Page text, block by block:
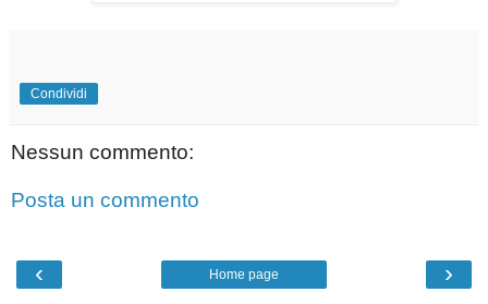
Condividi
Nessun commento:
Posta un commento
‹ ›
Home page